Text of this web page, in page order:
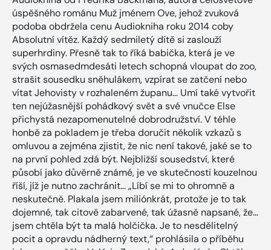
úspěšného románu Muž jménem Ove, jehož zvuková
podoba obdržela cenu Audiokniha roku 2014 coby
Absolutní vítěz. Každý sedmiletý dítě si zaslouží
superhrdiny. Přesně tak to říká babička, která je ve
svých osmasedmdesáti letech schopná vloupat do zoo,
strašit sousedku sněhulákem, vzpírat se zatčení nebo
vítat Jehovisty v rozhaleném županu… Umí také vytvořit
ten nejúžasnější pohádkový svět a své vnučce Else
přichystá nezapomenutelné dobrodružství. V téhle
honbě za pokladem je třeba doručit několik vzkazů s
omluvou a zejména zjistit, že nic není takové, jaké se to
na první pohled zdá být. Nejbližší sousedství, které
působí jako důvěrně známé, je ve skutečnosti kouzelnou
říší, jíž je nutno zachránit… „Líbí se mi to ohromně a
neskutečně. Plakala jsem miliónkrát, protože je to tak
dojemné, tak citově zabarvené, tak úžasně napsané, že…
jsem chtěla být ta malá holčička. Je to nesdělitelný
pocit a opravdu nádherný text,“ prohlásila o příběhu